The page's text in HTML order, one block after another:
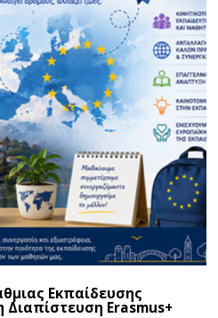
Εκπαίδευσης
Erasmus+